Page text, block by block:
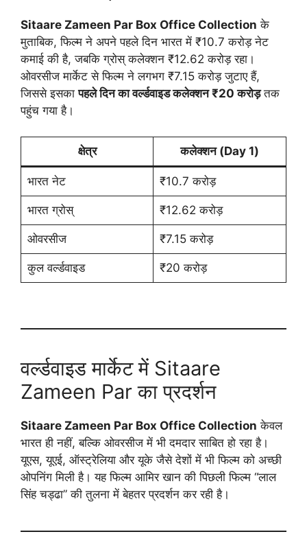
Sitaare Zameen Par Box Office Collection के
मुताबिक, फिल्म ने अपने पहले दिन भारत में ₹10.7 करोड़ नेट
कमाई की है, जबकि ग्रोस् कलेक्शन ₹12.62 करोड़ रहा।
ओवरसीज मार्केट से फिल्म ने लगभग ₹7.15 करोड़ जुटाए हैं,
जिससे इसकापहले दिन का वर्ल्डवाइड कलेक्शन ₹20 करोड़तक
पहुंच गया है।
क्षेत्र कलेक्शन (Day 1)
भारत नेट ₹10.7 करोड़
भारत ग्रोस् ₹12.62 करोड़
ओवरसीज ₹7.15 करोड़
कुल वर्ल्डवाइड ₹20 करोड़
वर्ल्डवाइड मार्केट में Sitaare
Zameen Par का प्रदर्शन
Sitaare Zameen Par Box Office Collection केवल
भारत ही नहीं, बल्कि ओवरसीज में भी दमदार साबित हो रहा है।
यूएस, यूएई, ऑस्ट्रेलिया और यूके जैसे देशों में भी फिल्म को अच्छी
ओपनिंग मिली है। यह फिल्म आमिर खान की पिछली फिल्म “लाल
सिंह चड्ढा” की तुलना में बेहतर प्रदर्शन कर रही है।